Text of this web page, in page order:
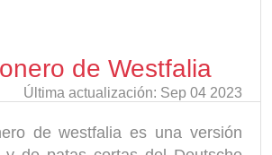
de Westfalia
Última actualización: Sep 04 2023
de westfalia es una versión